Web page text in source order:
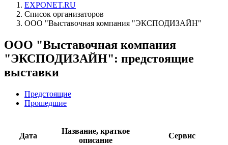
EXPONET.RU
Список организаторов
ООО "Выставочная компания "ЭКСПОДИЗАЙН"
ООО "Выставочная компания
"ЭКСПОДИЗАЙН": предстоящие
выставки
Предстоящие
Прошедшие
Дата
Название, краткое
описание
Сервис